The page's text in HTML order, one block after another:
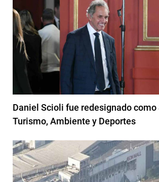
Daniel Scioli fue redesignado como
Turismo, Ambiente y Deportes